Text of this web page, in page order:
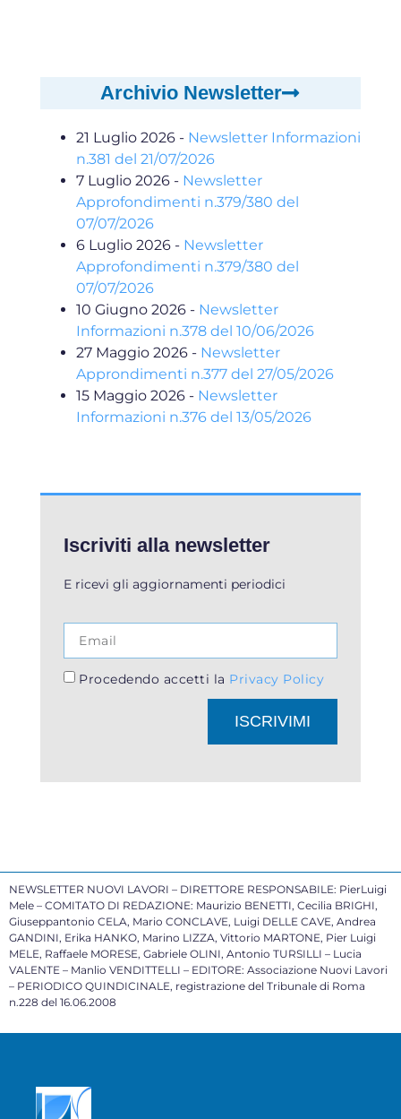
Archivio Newsletter
21 Luglio 2026 - Newsletter Informazioni
n.381 del 21/07/2026
7 Luglio 2026 - Newsletter
Approfondimenti n.379/380 del
07/07/2026
6 Luglio 2026 - Newsletter
Approfondimenti n.379/380 del
07/07/2026
10 Giugno 2026 - Newsletter
Informazioni n.378 del 10/06/2026
27 Maggio 2026 - Newsletter
Approndimenti n.377 del 27/05/2026
15 Maggio 2026 - Newsletter
Informazioni n.376 del 13/05/2026
Iscriviti alla newsletter
E ricevi gli aggiornamenti periodici
Procedendo accetti la Privacy Policy
ISCRIVIMI
NEWSLETTER NUOVI LAVORI – DIRETTORE RESPONSABILE: PierLuigi
Mele – COMITATO DI REDAZIONE: Maurizio BENETTI, Cecilia BRIGHI,
Giuseppantonio CELA, Mario CONCLAVE, Luigi DELLE CAVE, Andrea
GANDINI, Erika HANKO, Marino LIZZA, Vittorio MARTONE, Pier Luigi
MELE, Raffaele MORESE, Gabriele OLINI, Antonio TURSILLI – Lucia
VALENTE – Manlio VENDITTELLI – EDITORE: Associazione Nuovi Lavori
– PERIODICO QUINDICINALE, registrazione del Tribunale di Roma
n.228 del 16.06.2008